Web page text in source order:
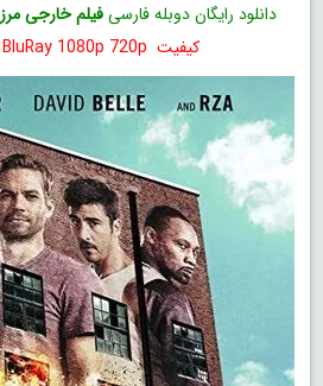
دانلود رایگان دوبله فارسیفیلم خارجی مرز 38 2014
کیفیت BluRay 1080p 720p دوبله فارسی